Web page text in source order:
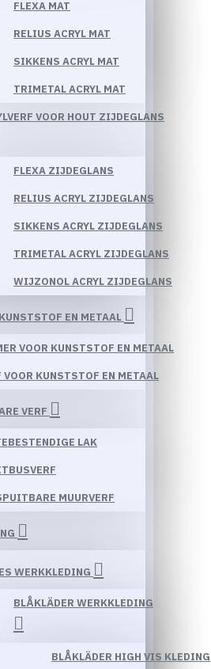
FLEXA MAT
RELIUS ACRYL MAT
SIKKENS ACRYL MAT
TRIMETAL ACRYL MAT
VOOR HOUT ZIJDEGLANS
FLEXA ZIJDEGLANS
RELIUS ACRYL ZIJDEGLANS
SIKKENS ACRYL ZIJDEGLANS
TRIMETAL ACRYL ZIJDEGLANS
WIJZONOL ACRYL ZIJDEGLANS
EN METAAL
VOOR KUNSTSTOF EN METAAL
VOOR KUNSTSTOF EN METAAL
VERF
LAK
MUURVERF
WERKKLEDING
BLÅKLÄDER WERKKLEDING
BLÅKLÄDER HIGH VIS KLEDING